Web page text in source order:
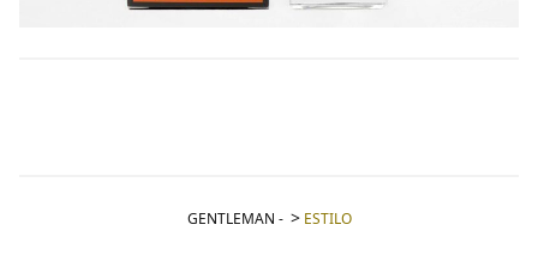
GENTLEMAN - ESTILO